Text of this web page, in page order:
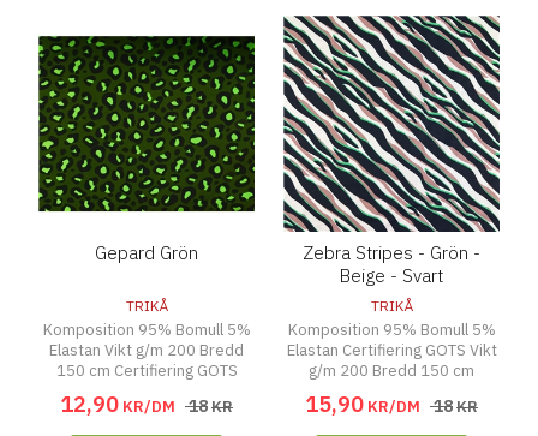
Gepard Grön
TRIKÅ
Komposition 95% Bomull 5%
Elastan Vikt g/m 200 Bredd
150 cm Certifiering GOTS
12,90 KR/DM 18KR
Zebra Stripes - Grön -
Beige - Svart
TRIKÅ
Komposition 95% Bomull 5%
Elastan Certifiering GOTS Vikt
g/m 200 Bredd 150 cm
15,90 KR/DM 18KR